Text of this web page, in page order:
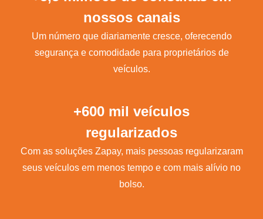
nossos canais
Um número que diariamente cresce, oferecendo
segurança e comodidade para proprietários de
veículos.
+600 mil veículos
regularizados
Com as soluções Zapay, mais pessoas regularizaram
seus veículos em menos tempo e com mais alívio no
bolso.